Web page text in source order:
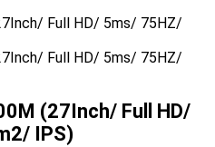
(27Inch/ Full HD/
IPS)